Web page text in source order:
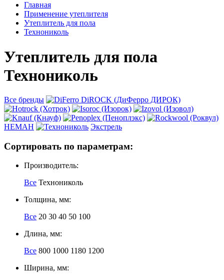
Главная
Применение утеплителя
Утеплитель для пола
Технониколь
Утеплитель для пола
Технониколь
Все бренды
НЕМАН Экстрель
Сортировать по параметрам:
Производитель:
Все Технониколь
Толщина, мм:
Все 20 30 40 50 100
Длина, мм:
Все 800 1000 1180 1200
Ширина, мм: